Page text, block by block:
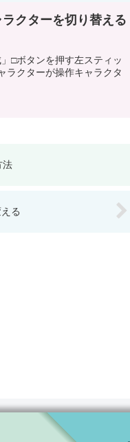
クターを切り替える
□ボタンを押す左スティッ
ラクターが操作キャラクタ
法
る